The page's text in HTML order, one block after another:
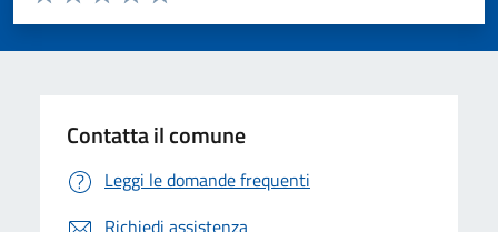
Valuta 5 stelle su 5
Valuta 4 stelle su 5
Valuta 3 stelle su 5
Valuta 2 stelle su 5
Valuta 1 stelle su 5
Contatta il comune
Leggi le domande frequenti